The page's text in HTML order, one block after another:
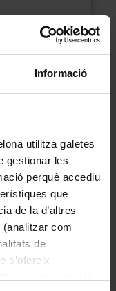
Informació
utilitza galetes
gestionar les
perquè accediu
que
de la d’altres
com
de
s’ofereix